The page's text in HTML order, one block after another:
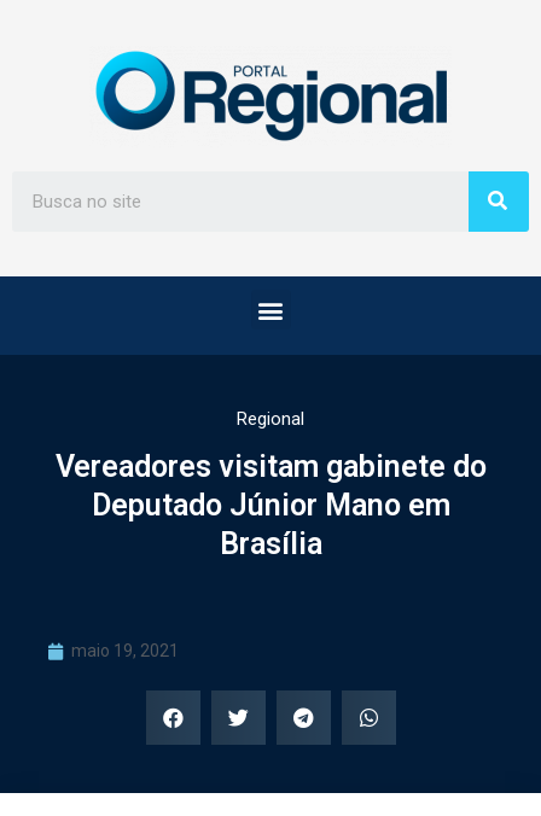
Regional
Vereadores visitam gabinete do
Deputado Júnior Mano em
Brasília
maio 19, 2021